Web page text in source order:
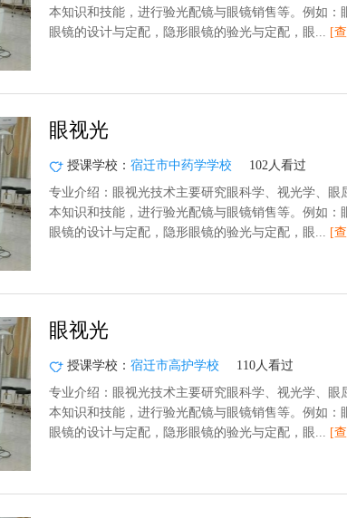
本知识和技能，进行验光配镜与眼镜销售等。例如：
眼镜的设计与定配，隐形眼镜的验光与定配，眼... [
眼视光
授课学校： 宿迁市中药学学校
102人看过
专业介绍：眼视光技术主要研究眼科学、视光学、眼
本知识和技能，进行验光配镜与眼镜销售等。例如：
眼镜的设计与定配，隐形眼镜的验光与定配，眼... [
眼视光
授课学校： 宿迁市高护学校
110人看过
专业介绍：眼视光技术主要研究眼科学、视光学、眼
本知识和技能，进行验光配镜与眼镜销售等。例如：
眼镜的设计与定配，隐形眼镜的验光与定配，眼... [